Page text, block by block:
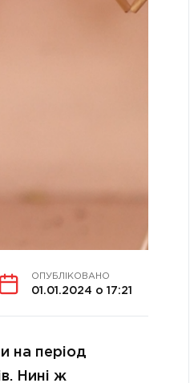
ОПУБЛІКОВАНО
01.01.2024 о 17:21
на період
Нині ж